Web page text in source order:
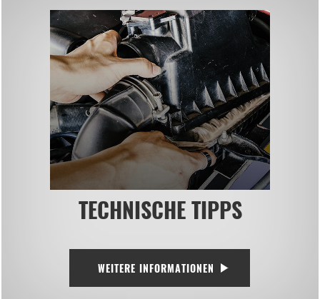
TECHNISCHE TIPPS
WEITERE INFORMATIONEN